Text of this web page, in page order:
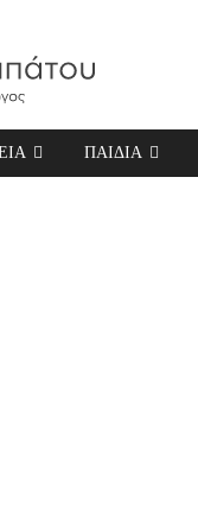
–ΠΑΙΔΙΑ